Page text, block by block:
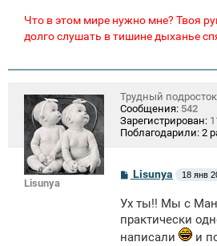
Что в этом мире нужно мне? Твоя
долго слушать в тишине дыханье
Lisunya
Трудный подросток
Сообщения: 542
Зарегистрирован:
Поблагодарили: 2
С
о
б
щ
е
н
Lisunya 18 янв
Ух ты!! Мы с
практически
написали
и